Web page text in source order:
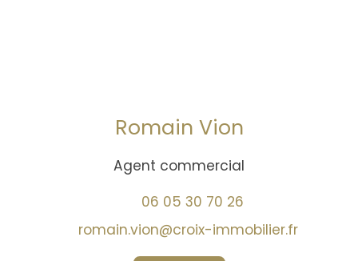
Romain Vion
Agent commercial
06 05 30 70 26
romain.vion@croix-immobilier.fr